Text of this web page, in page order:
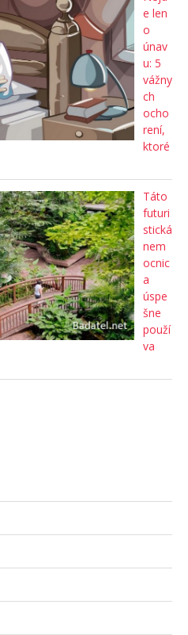
e len
o
únav
u: 5
vážny
ch
ocho
rení,
ktoré
Táto
futuri
stická
nem
ocnic
a
úspe
šne
použí
va